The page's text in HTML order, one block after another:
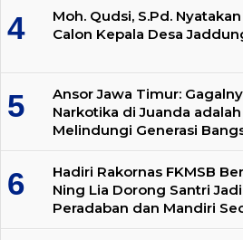
Moh. Qudsi, S.Pd.
Calon Kepala Desa
Ansor Jawa Timur:
Narkotika di Juanda
Melindungi Generasi
Hadiri Rakornas FKMSB
Ning Lia Dorong Santri
Peradaban dan Mandiri